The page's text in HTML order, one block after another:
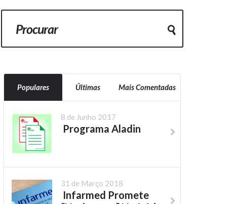
Populares Últimas Mais Comentadas
8 de Junho 2017
Programa Aladin
31 de Março 2018
Infarmed Promete